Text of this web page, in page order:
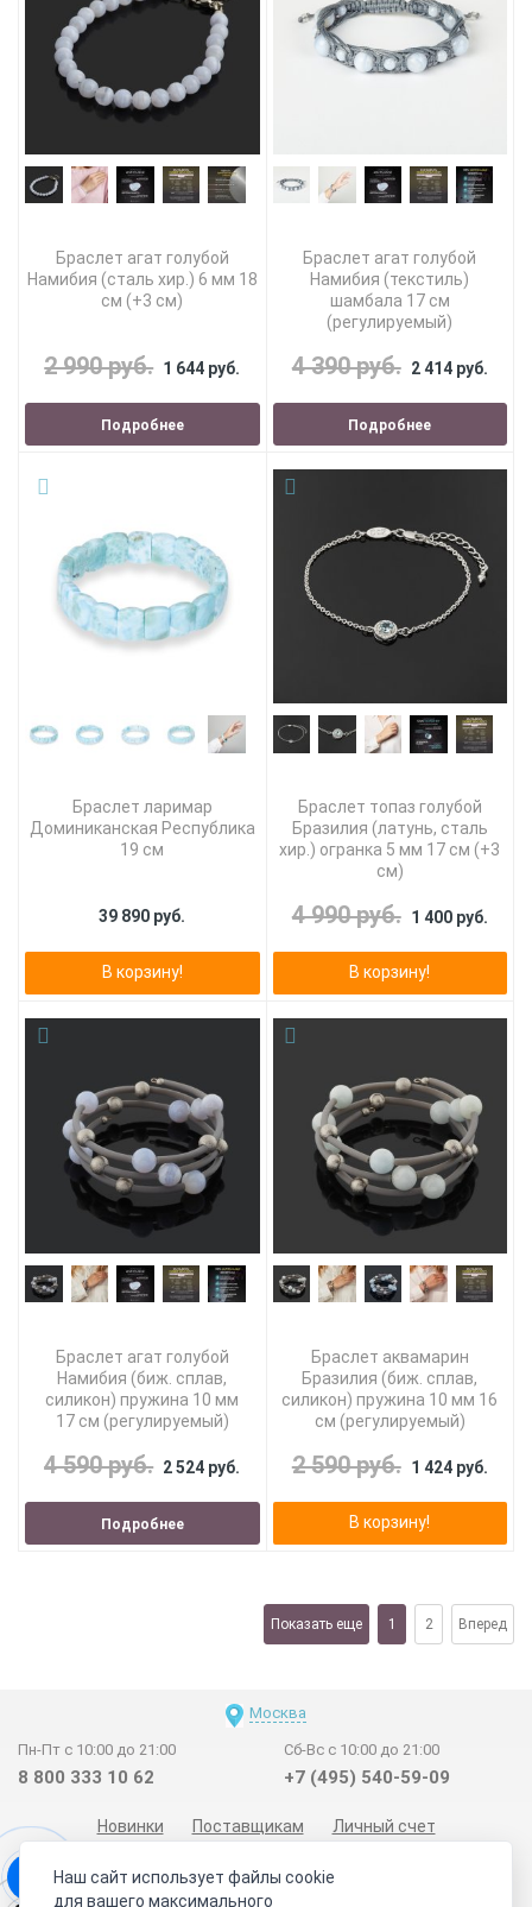
Браслет агат голубой
Намибия (сталь хир.) 6 мм 18
см (+3 см)
2 990 руб. 1 644 руб.
Подробнее
Браслет агат голубой
Намибия (текстиль)
шамбала 17 см
(регулируемый)
4 390 руб. 2 414 руб.
Подробнее
Браслет ларимар
Доминиканская Республика
19 см
39 890 руб.
В корзину!
Браслет топаз голубой
Бразилия (латунь, сталь
хир.) огранка 5 мм 17 см (+3
см)
4 990 руб. 1 400 руб.
В корзину!
Браслет агат голубой
Намибия (биж. сплав,
силикон) пружина 10 мм
17 см (регулируемый)
4 590 руб. 2 524 руб.
Подробнее
Браслет аквамарин
Бразилия (биж. сплав,
силикон) пружина 10 мм 16
см (регулируемый)
2 590 руб. 1 424 руб.
В корзину!
Показать еще 1 2 Вперед
Москва
Пн-Пт с 10:00 до 21:00
8 800 333 10 62
Сб-Вс с 10:00 до 21:00
+7 (495) 540-59-09
Новинки Поставщикам
Личный счет
Отзывы покупателей
Сертификаты
Наш сайт использует файлы cookie
для вашего максимального